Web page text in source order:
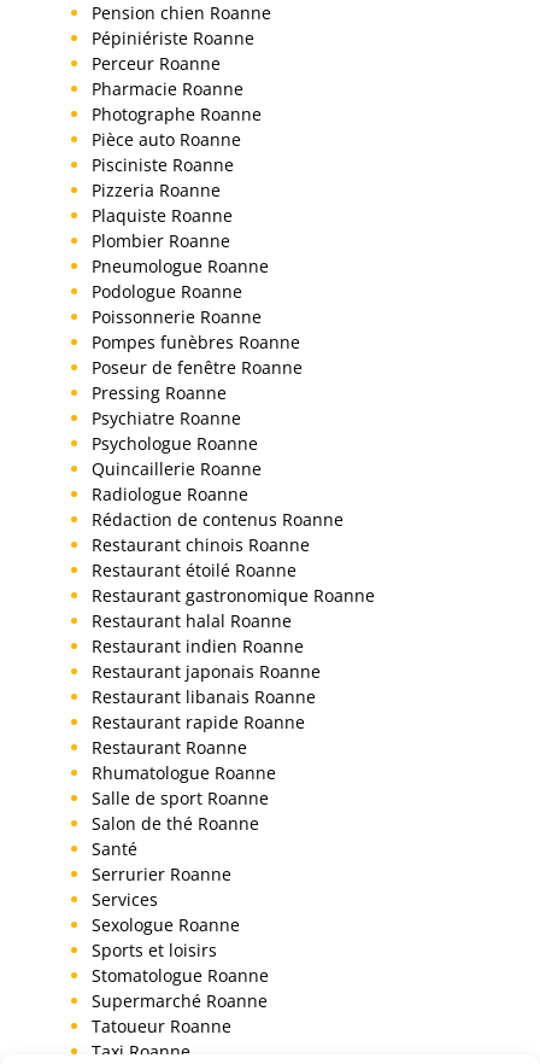
Pension chien Roanne
Pépiniériste Roanne
Perceur Roanne
Pharmacie Roanne
Photographe Roanne
Pièce auto Roanne
Pisciniste Roanne
Pizzeria Roanne
Plaquiste Roanne
Plombier Roanne
Pneumologue Roanne
Podologue Roanne
Poissonnerie Roanne
Pompes funèbres Roanne
Poseur de fenêtre Roanne
Pressing Roanne
Psychiatre Roanne
Psychologue Roanne
Quincaillerie Roanne
Radiologue Roanne
Rédaction de contenus Roanne
Restaurant chinois Roanne
Restaurant étoilé Roanne
Restaurant gastronomique Roanne
Restaurant halal Roanne
Restaurant indien Roanne
Restaurant japonais Roanne
Restaurant libanais Roanne
Restaurant rapide Roanne
Restaurant Roanne
Rhumatologue Roanne
Salle de sport Roanne
Salon de thé Roanne
Santé
Serrurier Roanne
Services
Sexologue Roanne
Sports et loisirs
Stomatologue Roanne
Supermarché Roanne
Tatoueur Roanne
Taxi Roanne